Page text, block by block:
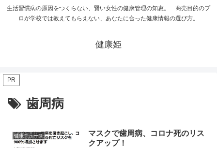
生活習慣病の原因をつくらない、賢い女性の健康管理の知恵。 商売目的のプ
ロが学校では教えてもらえない、あなたに合った健康情報の選び方。
健康姫
PR
歯周病
健康ニュース
マスクで歯周病、コロナ死のリス
クアップ！